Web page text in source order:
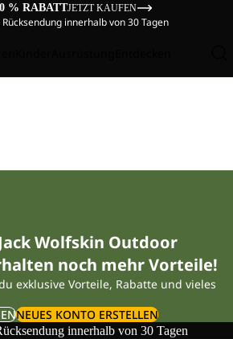
% RABATTJETZT KAUFEN
innerhalb von 30 Tagen
Wolfskin Outdoor
noch mehr Vorteile!
exklusive Vorteile, Rabatte und vieles
NEUES KONTO ERSTELLEN
innerhalb von 30 Tagen